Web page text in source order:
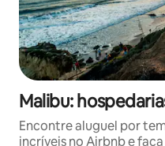
Malibu:
Encontre aluguel por
incríveis no Airbnb e faça